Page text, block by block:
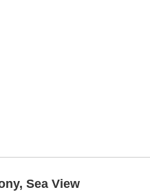
Sea View